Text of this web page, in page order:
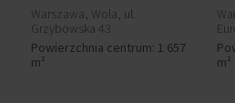
Warszawa, Wola, ul.
Grzybowska 43
Powierzchnia centrum: 1 657
m²
m²